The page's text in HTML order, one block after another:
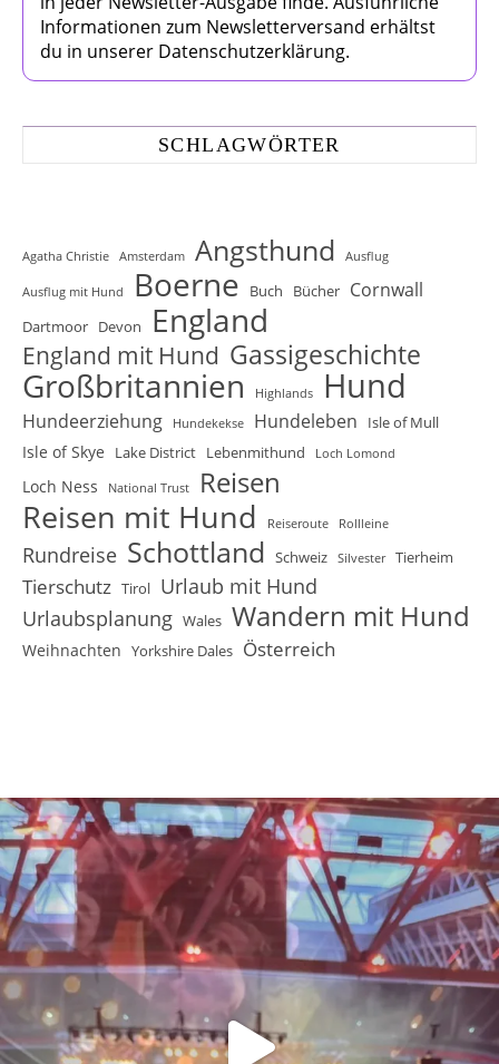
Informationen zum Newsletterversand erhältst
du in unserer Datenschutzerklärung.
SCHLAGWÖRTER
Agatha Christie Amsterdam Angsthund Ausflug
Ausflug mit Hund Boerne Buch Bücher Cornwall
Dartmoor Devon England
England mit Hund Gassigeschichte
Großbritannien Highlands Hund
Hundeerziehung Hundekekse Hundeleben Isle of Mull
Isle of Skye Lake District Lebenmithund Loch Lomond
Loch Ness National Trust Reisen
Reisen mit Hund Reiseroute Rollleine
Rundreise Schottland Schweiz Silvester Tierheim
Tierschutz Tirol Urlaub mit Hund
Urlaubsplanung Wales Wandern mit Hund
Weihnachten Yorkshire Dales Österreich